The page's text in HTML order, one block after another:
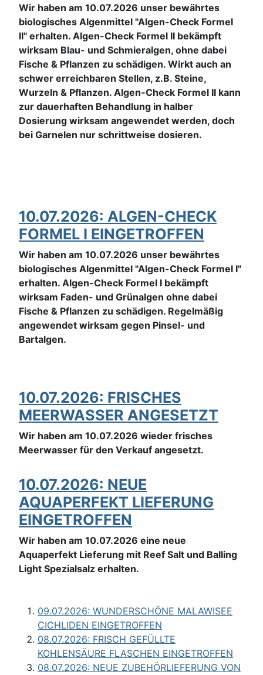
Wir haben am 10.07.2026 unser bewährtes
biologisches Algenmittel "Algen-Check Formel
II" erhalten. Algen-Check Formel II bekämpft
wirksam Blau- und Schmieralgen, ohne dabei
Fische & Pflanzen zu schädigen. Wirkt auch an
schwer erreichbaren Stellen, z.B. Steine,
Wurzeln & Pflanzen. Algen-Check Formel II kann
zur dauerhaften Behandlung in halber
Dosierung wirksam angewendet werden, doch
bei Garnelen nur schrittweise dosieren.
10.07.2026: ALGEN-CHECK
FORMEL I EINGETROFFEN
Wir haben am 10.07.2026 unser bewährtes
biologisches Algenmittel "Algen-Check Formel I"
erhalten. Algen-Check Formel I bekämpft
wirksam Faden- und Grünalgen ohne dabei
Fische & Pflanzen zu schädigen. Regelmäßig
angewendet wirksam gegen Pinsel- und
Bartalgen.
10.07.2026: FRISCHES
MEERWASSER ANGESETZT
Wir haben am 10.07.2026 wieder frisches
Meerwasser für den Verkauf angesetzt.
10.07.2026: NEUE
AQUAPERFEKT LIEFERUNG
EINGETROFFEN
Wir haben am 10.07.2026 eine neue
Aquaperfekt Lieferung mit Reef Salt und Balling
Light Spezialsalz erhalten.
09.07.2026: WUNDERSCHÖNE MALAWISEE
CICHLIDEN EINGETROFFEN
08.07.2026: FRISCH GEFÜLLTE
KOHLENSÄURE FLASCHEN EINGETROFFEN
08.07.2026: NEUE ZUBEHÖRLIEFERUNG VON